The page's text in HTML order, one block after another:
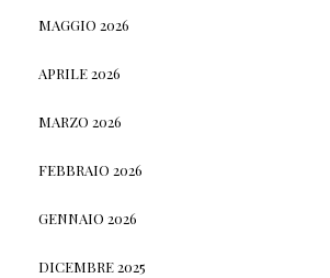
MAGGIO 2026
APRILE 2026
MARZO 2026
FEBBRAIO 2026
GENNAIO 2026
DICEMBRE 2025